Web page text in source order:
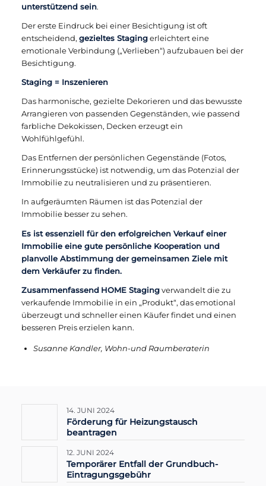
unterstützend sein.
Der erste Eindruck bei einer Besichtigung ist oft
entscheidend, gezieltes Stagingerleichtert eine
emotionale Verbindung („Verlieben“) aufzubauen bei der
Besichtigung.
Staging = Inszenieren
Das harmonische, gezielte Dekorieren und das bewusste
Arrangieren von passenden Gegenständen, wie passend
farbliche Dekokissen, Decken erzeugt ein
Wohlfühlgefühl.
Das Entfernen der persönlichen Gegenstände (Fotos,
Erinnerungsstücke) ist notwendig, um das Potenzial der
Immobilie zu neutralisieren und zu präsentieren.
In aufgeräumten Räumen ist das Potenzial der
Immobilie besser zu sehen.
Es istessenziell für den erfolgreichen Verkauf einer
Immobilie eine gute persönliche Kooperation und
planvolle Abstimmung der gemeinsamen Ziele mit
dem Verkäufer zu finden.
Zusammenfassend HOME Stagingverwandelt die zu
verkaufende Immobilie in ein „Produkt“, das emotional
überzeugt und schneller einen Käufer findet und einen
besseren Preis erzielen kann.
Susanne Kandler, Wohn-und Raumberaterin
14. JUNI 2024
Förderung für Heizungstausch
beantragen
12. JUNI 2024
Temporärer Entfall der Grundbuch-
Eintragungsgebühr